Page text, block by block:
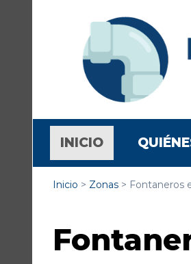
INICIO(CURRENT)
Inicio > Zonas > Fontaneros